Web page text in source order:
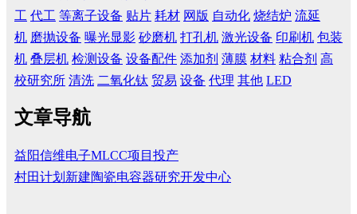
工 代工 等离子设备 贴片 耗材 网版 自动化 烧结炉 流延
机 磨抛设备 曝光显影 砂磨机 打孔机 激光设备 印刷机 包装
机 叠层机 检测设备 设备配件 添加剂 薄膜 材料 粘合剂 高
校研究所 清洗 二氧化钛 贸易 设备 代理 其他 LED
文章导航
益阳信维电子MLCC项目投产
村田计划新建陶瓷电容器研究开发中心